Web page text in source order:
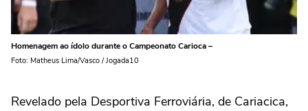
Homenagem ao ídolo durante o Campeonato Carioca –
Foto: Matheus Lima/Vasco / Jogada10
Revelado pela Desportiva Ferroviária, de Cariacica,